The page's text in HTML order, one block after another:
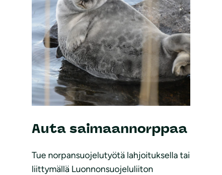
Auta saimaannorppaa
Tue norpansuojelutyötä lahjoituksella tai
liittymällä Luonnonsuojeluliiton